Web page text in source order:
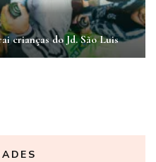
crianças do Jd. São Luis